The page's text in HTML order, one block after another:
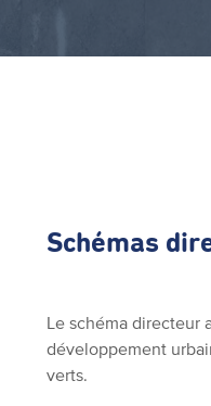
Schémas
Le schéma directeur
développement
verts.